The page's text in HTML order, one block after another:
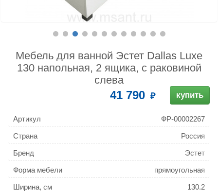
Мебель для ванной Эстет Dallas Luxe
130 напольная, 2 ящика, с раковиной
слева
41 790 купить
Артикул ФР-00002267
Страна Россия
Бренд Эстет
Форма мебели прямоугольная
Ширина, см 130.2